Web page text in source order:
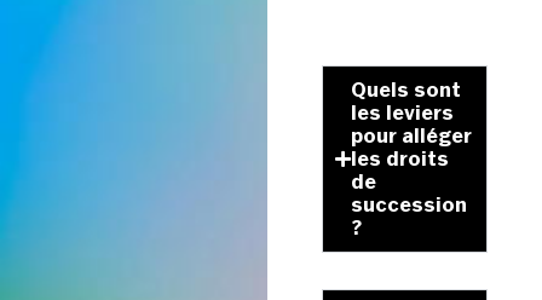
Quels sont
les leviers
pour alléger
les droits
de
succession
?